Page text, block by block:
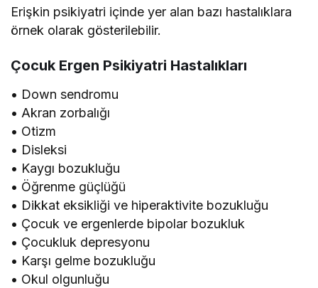
Erişkin psikiyatri içinde yer alan bazı hastalıklara
örnek olarak gösterilebilir.
Çocuk Ergen Psikiyatri Hastalıkları
• Down sendromu
• Akran zorbalığı
• Otizm
• Disleksi
• Kaygı bozukluğu
• Öğrenme güçlüğü
• Dikkat eksikliği ve hiperaktivite bozukluğu
• Çocuk ve ergenlerde bipolar bozukluk
• Çocukluk depresyonu
• Karşı gelme bozukluğu
• Okul olgunluğu